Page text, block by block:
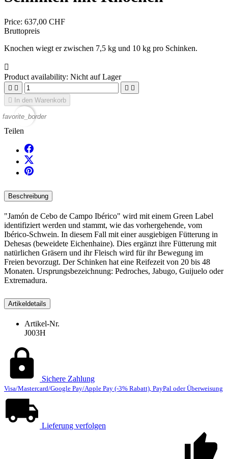
Price: 637,00 CHF
Bruttopreis
Knochen wiegt er zwischen 7,5 kg und 10 kg pro Schinken.

Product availability: Nicht auf Lager
   

In den Warenkorb
favorite_border
Teilen
Beschreibung
"Jamón de Cebo de Campo Ibérico" wird mit einem Green Label
identifiziert werden und stammt, wie das vorhergehende, vom
Ibérico-Schwein. In diesem Fall mit einer ausgiebigen Fütterung in
Dehesas (beweidete Eichenhaine). Dies ergänzt ihre Fütterung mit
natürlichen Gräsern und ihr Fleisch wird für ihr Bewegung im
Freien bevorzugt. Der Schinken hat eine Reifezeit von 20 bis 48
Monaten. Ursprungsbezeichnung: Pedroches, Jabugo, Guijuelo oder
Extremadura.
Artikeldetails
Artikel-Nr.
J003H
Sichere Zahlung
Visa/Mastercard/Google Pay/Apple Pay (-3% Rabatt), PayPal oder Überweisung
Lieferung verfolgen